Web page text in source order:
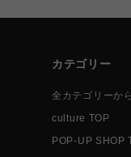
カテゴリー
全カテゴリーか
culture TOP
POP-UP SHOP